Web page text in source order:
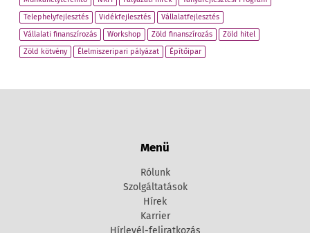
Telephelyfejlesztés
Vidékfejlesztés
Vállalatfejlesztés
Vállalati finanszírozás
Workshop Zöld finanszírozás
Zöld hitel
Zöld kötvény
Élelmiszeripari pályázat Építőipar
Menü
Rólunk
Szolgáltatások
Hírek
Karrier